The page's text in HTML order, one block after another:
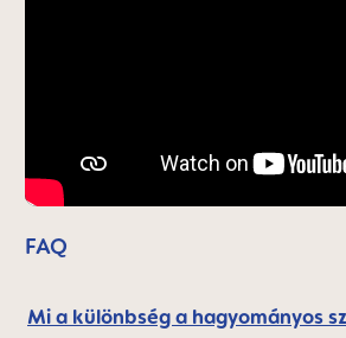
FAQ
Mi a különbség a hagyományos